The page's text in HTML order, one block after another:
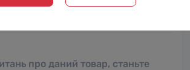
про даний товар, станьте